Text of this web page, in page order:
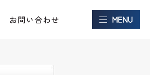
お問い合わせ